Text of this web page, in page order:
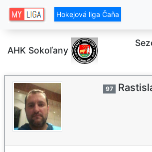
Hokejová liga Čaňa
AHK Sokoľany
97